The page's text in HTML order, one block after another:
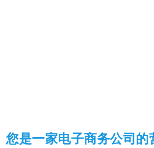
您是一家电子商务公司的